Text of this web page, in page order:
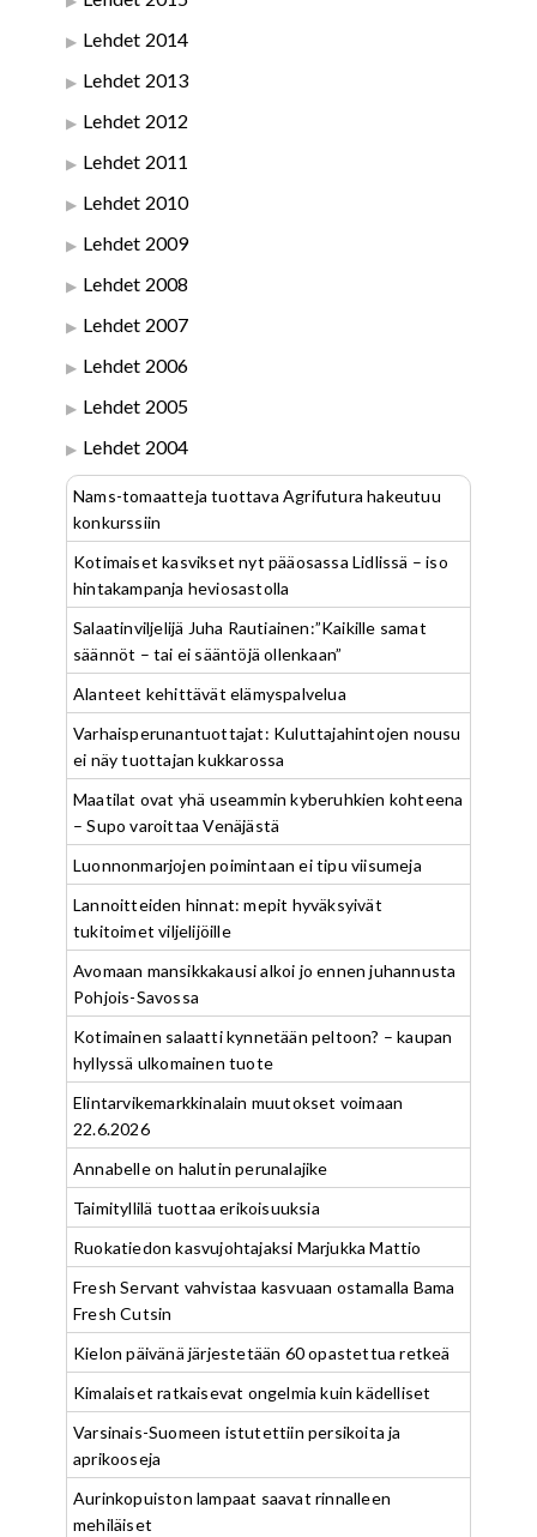
Lehdet 2014
Lehdet 2013
Lehdet 2012
Lehdet 2011
Lehdet 2010
Lehdet 2009
Lehdet 2008
Lehdet 2007
Lehdet 2006
Lehdet 2005
Lehdet 2004
Nams-tomaatteja tuottava Agrifutura hakeutuu
konkurssiin
Kotimaiset kasvikset nyt pääosassa Lidlissä – iso
hintakampanja heviosastolla
Salaatinviljelijä Juha Rautiainen:”Kaikille samat
säännöt – tai ei sääntöjä ollenkaan”
Alanteet kehittävät elämyspalvelua
Varhaisperunantuottajat: Kuluttajahintojen nousu
ei näy tuottajan kukkarossa
Maatilat ovat yhä useammin kyberuhkien kohteena
– Supo varoittaa Venäjästä
Luonnonmarjojen poimintaan ei tipu viisumeja
Lannoitteiden hinnat: mepit hyväksyivät
tukitoimet viljelijöille
Avomaan mansikkakausi alkoi jo ennen juhannusta
Pohjois-Savossa
Kotimainen salaatti kynnetään peltoon? – kaupan
hyllyssä ulkomainen tuote
Elintarvikemarkkinalain muutokset voimaan
22.6.2026
Annabelle on halutin perunalajike
Taimityllilä tuottaa erikoisuuksia
Ruokatiedon kasvujohtajaksi Marjukka Mattio
Fresh Servant vahvistaa kasvuaan ostamalla Bama
Fresh Cutsin
Kielon päivänä järjestetään 60 opastettua retkeä
Kimalaiset ratkaisevat ongelmia kuin kädelliset
Varsinais-Suomeen istutettiin persikoita ja
aprikooseja
Aurinkopuiston lampaat saavat rinnalleen
mehiläiset